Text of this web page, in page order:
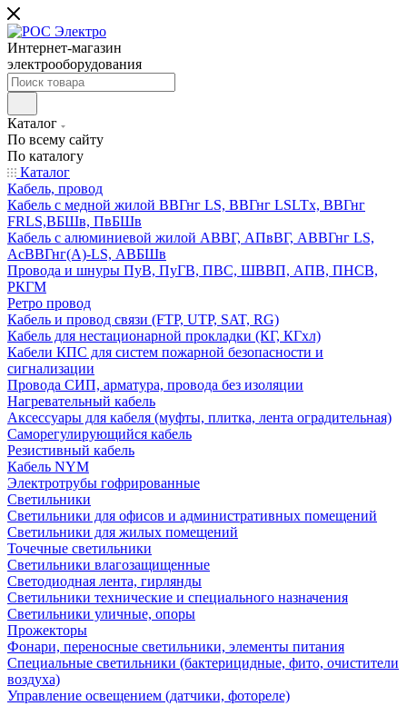
Интернет-магазин
электрооборудования
Каталог
По всему сайту
По каталогу
Каталог
Кабель, провод
Кабель с медной жилой ВВГнг LS, ВВГнг LSLTx, ВВГнг
FRLS,ВБШв, ПвБШв
Кабель с алюминиевой жилой АВВГ, АПвВГ, АВВГнг LS,
АсВВГнг(А)-LS, АВБШв
Провода и шнуры ПуВ, ПуГВ, ПВС, ШВВП, АПВ, ПНСВ,
РКГМ
Ретро провод
Кабель и провод связи (FTP, UTP, SAT, RG)
Кабель для нестационарной прокладки (КГ, КГхл)
Кабели КПС для систем пожарной безопасности и
сигнализации
Провода СИП, арматура, провода без изоляции
Нагревательный кабель
Аксессуары для кабеля (муфты, плитка, лента оградительная)
Саморегулирующийся кабель
Резистивный кабель
Кабель NYM
Электротрубы гофрированные
Светильники
Светильники для офисов и административных помещений
Светильники для жилых помещений
Точечные светильники
Светильники влагозащищенные
Светодиодная лента, гирлянды
Светильники технические и специального назначения
Светильники уличные, опоры
Прожекторы
Фонари, переносные светильники, элементы питания
Специальные светильники (бактерицидные, фито, очистители
воздуха)
Управление освещением (датчики, фотореле)